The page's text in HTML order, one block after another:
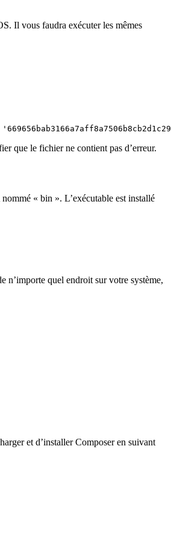
Il vous faudra exécuter les mêmes
que le fichier ne contient pas d’erreur.
« bin ». L’exécutable est installé
n’importe quel endroit sur votre système,
et d’installer Composer en suivant